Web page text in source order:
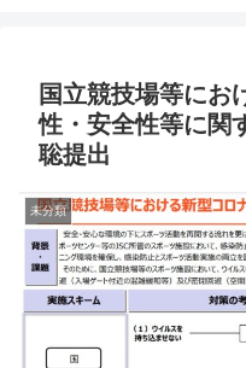
国立競技場等にお
性・安全性等に関
聡提出
未分類